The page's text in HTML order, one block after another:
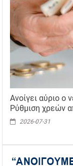
Ανοίγει αύριο ο
Ρύθμιση χρεών
2026-07-31